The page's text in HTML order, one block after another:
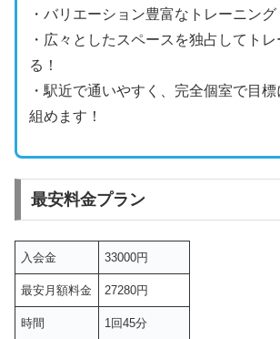
・バリエーション豊富なトレーニング
・広々としたスペースを独占してト
る！
・駅近で通いやすく、完全個室で目
組めます！
最安料金プラン
入会金 33000円
最安月額料金 27280円
時間 1回45分